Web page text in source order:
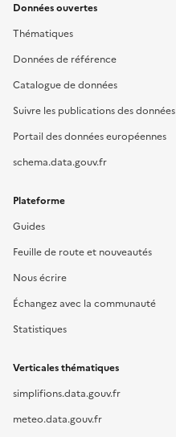
Données ouvertes
Thématiques
Données de référence
Catalogue de données
Suivre les publications des données
Portail des données européennes
schema.data.gouv.fr
Plateforme
Guides
Feuille de route et nouveautés
Nous écrire
Échangez avec la communauté
Statistiques
Verticales thématiques
simplifions.data.gouv.fr
meteo.data.gouv.fr